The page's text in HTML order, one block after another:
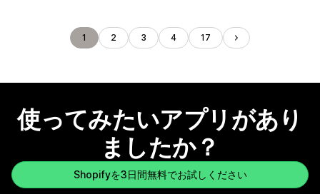
1 2 3 4 17
使ってみたいアプリがあり
ましたか？
Shopifyを3日間無料でお試しください